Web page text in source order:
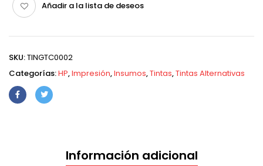
Añadir a la lista de deseos
SKU:TINGTC0002
Categorías:HP,Impresión,Insumos,Tintas,Tintas Alternativas
Información adicional